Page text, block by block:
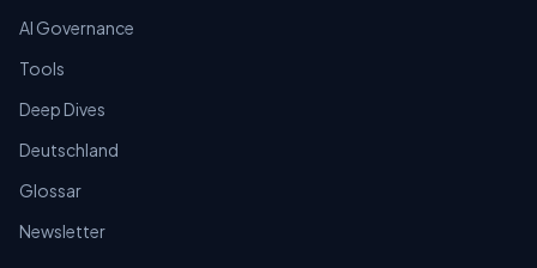
AI Governance
Tools
Deep Dives
Deutschland
Glossar
Newsletter